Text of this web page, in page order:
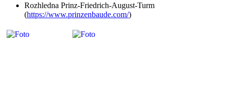
Rozhledna Prinz-Friedrich-August-Turm
(https://www.prinzenbaude.com/)